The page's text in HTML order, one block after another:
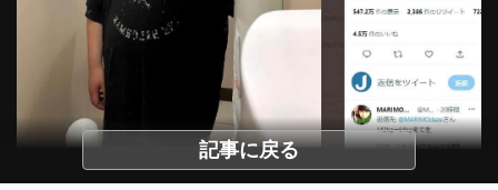
記事に戻る